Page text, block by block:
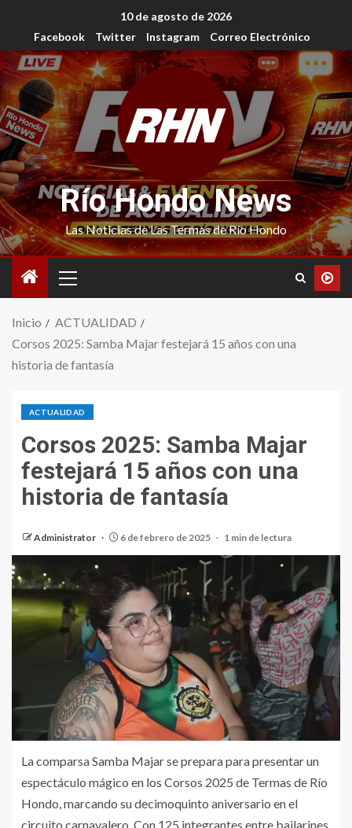
10 de agosto de 2026
Facebook
Twitter Instagram Correo Electrónico
Río Hondo News
Las Noticias de Las Termas de Río Hondo
Inicio
ACTUALIDAD
Corsos 2025: Samba Majar festejará 15 años con una
historia de fantasía
ACTUALIDAD
Corsos 2025: Samba Majar
festejará 15 años con una
historia de fantasía
Administrator 6 de febrero de 2025 1 min de lectura
La comparsa Samba Majar se prepara para presentar un
espectáculo mágico en los Corsos 2025 de Termas de Río
Hondo, marcando su decimoquinto aniversario en el
circuito carnavalero. Con 125 integrantes entre bailarines